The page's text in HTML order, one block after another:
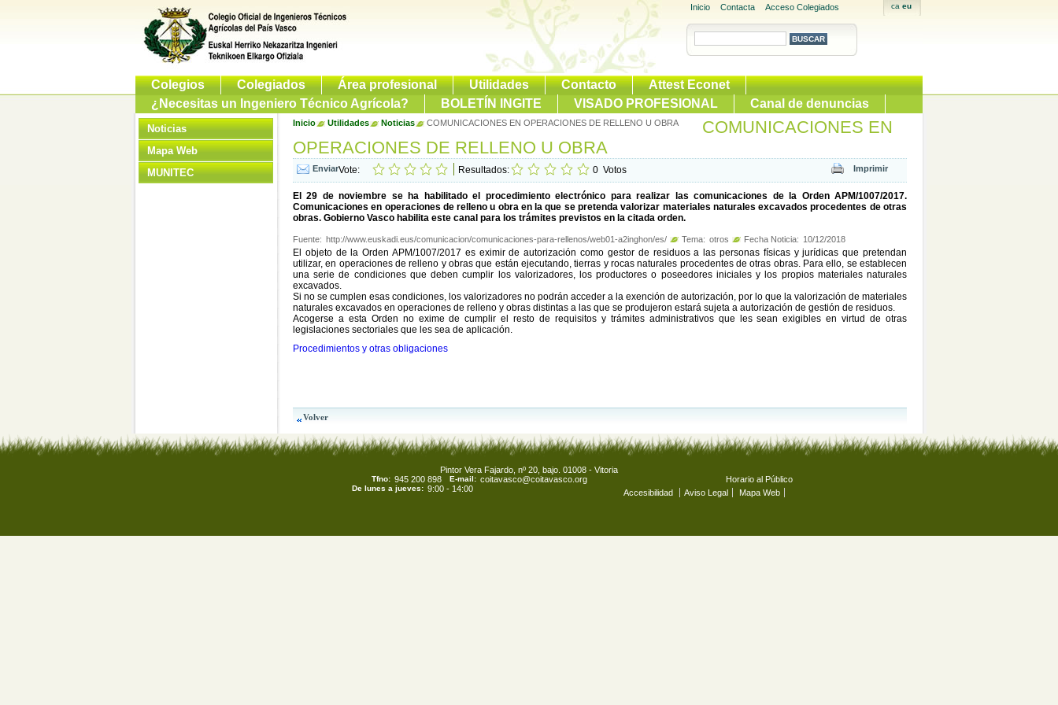
Inicio Contacta Acceso Colegiados
Colegios Colegiados Área profesional Utilidades Contacto
Attest Econet
¿Necesitas un Ingeniero Técnico Agrícola?
BOLETÍN INGITE VISADO PROFESIONAL Canal de denuncias
Noticias
Mapa Web
MUNITEC
Inicio Utilidades Noticias COMUNICACIONES EN OPERACIONES DE RELLENO U OBRA
COMUNICACIONES EN
OPERACIONES DE RELLENO U OBRA
Vote: Resultados: 0 Votos
El 29 de noviembre se ha habilitado el procedimiento electrónico para realizar las comunicaciones de la Orden APM/1007/2017.
Comunicaciones en operaciones de relleno u obra en la que se pretenda valorizar materiales naturales excavados procedentes de otras
obras. Gobierno Vasco habilita este canal para los trámites previstos en la citada orden.
Fuente: http://www.euskadi.eus/comunicacion/comunicaciones-para-rellenos/web01-a2inghon/es/ Tema: otros Fecha Noticia: 10/12/2018
El objeto de la Orden APM/1007/2017 es eximir de autorización como gestor de residuos a las personas físicas y jurídicas que pretendan
utilizar, en operaciones de relleno y obras que están ejecutando, tierras y rocas naturales procedentes de otras obras. Para ello, se establecen
una serie de condiciones que deben cumplir los valorizadores, los productores o poseedores iniciales y los propios materiales naturales
excavados.
Si no se cumplen esas condiciones, los valorizadores no podrán acceder a la exención de autorización, por lo que la valorización de materiales
naturales excavados en operaciones de relleno y obras distintas a las que se produjeron estará sujeta a autorización de gestión de residuos.
Acogerse a esta Orden no exime de cumplir el resto de requisitos y trámites administrativos que les sean exigibles en virtud de otras
legislaciones sectoriales que les sea de aplicación.
Procedimientos y otras obligaciones
Pintor Vera Fajardo, nº 20, bajo. 01008 - Vitoria
Tfno: 945 200 898 E-mail: coitavasco@coitavasco.org Horario al Público
De lunes a jueves: 9:00 - 14:00 Accesibilidad Aviso Legal Mapa Web